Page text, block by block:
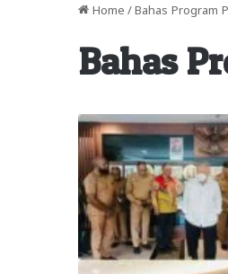
Home / Bahas Program
Bahas